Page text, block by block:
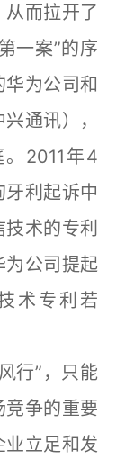
而拉开了
一案”的序
为公司和
通讯），
2011年4
利起诉中
术的专利
为公司提起
术专利若
行”，只能
竞争的重要
业立足和发